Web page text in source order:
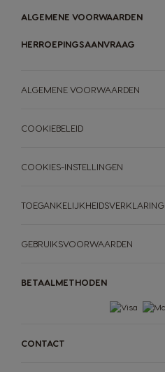
Vind het beste systeem
Vergelijking machines
ALGEMENE VOORWAARDEN
HERROEPINGSAANVRAAG
BETAALMETHODEN
CONTACT
ALGEMENE VOORWAARDEN
COOKIEBELEID
COOKIES-INSTELLINGEN
TOEGANKELIJKHEIDSVERKLARING
GEBRUIKSVOORWAARDEN